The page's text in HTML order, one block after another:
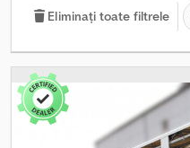
Eliminați toate filtrele